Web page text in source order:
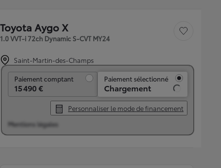
Toyota Aygo X
1.0 VVT-i 72ch Dynamic S-CVT MY24
Sauvegarder le
Saint-Martin-des-Champs
Paiement comptant
15 490 €
Paiement sélectionné
Chargement
Personnaliser le mode de financement
Mentions légales